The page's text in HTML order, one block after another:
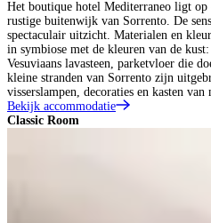
Het boutique hotel Mediterraneo ligt
rustige buitenwijk van Sorrento. De
spectaculair uitzicht. Materialen en
in symbiose met de kleuren van de
Vesuviaans lavasteen, parketvloer die
kleine stranden van Sorrento zijn
visserslampen, decoraties en kasten van
Bekijk accommodatie
Classic Room